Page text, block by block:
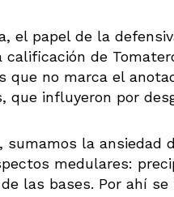
el papel de la
de
que no marca el
que influyeron por
sumamos la ansiedad
medulares:
las bases. Por ahí